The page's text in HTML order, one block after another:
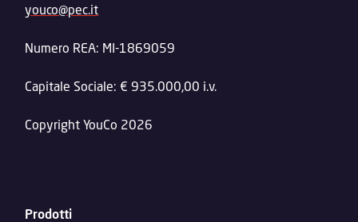
youco@pec.it
Numero REA: MI-1869059
Capitale Sociale: € 935.000,00 i.v.
Copyright YouCo 2026
Prodotti